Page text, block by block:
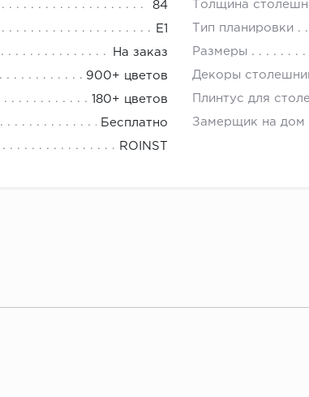
84 Толщина
E1 Тип планировки
На заказ Размеры
900+ цветов Декоры
180+ цветов Плинтус для
Бесплатно Замерщик на дом
ROINST
мебели, представлены в их описаниях.
и пожелания просчитает дизайнер.